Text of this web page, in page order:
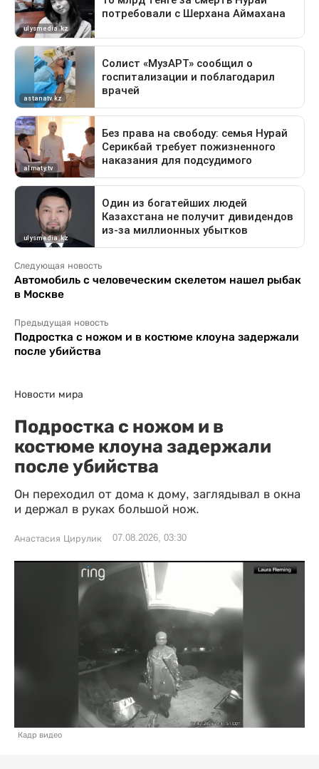
Следующая новость
Автомобиль с человеческим скелетом нашел рыбак
в Москве
Предыдущая новость
Подростка с ножом и в костюме клоуна задержали
после убийства
Новости мира
Подростка с ножом и в
костюме клоуна задержали
после убийства
Он переходил от дома к дому, заглядывал в окна
и держал в руках большой нож.
Анастасия Цирулик 07.08.2026, 03:30
Кадр видео